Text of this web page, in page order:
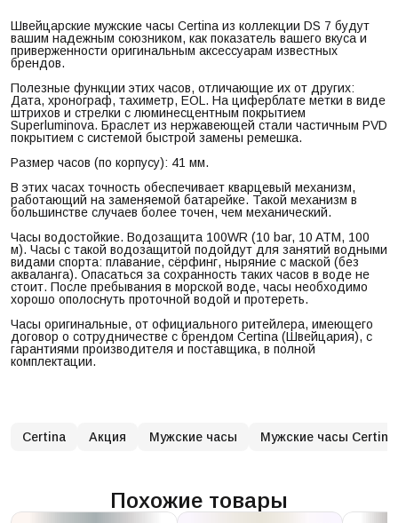
Швейцарские мужские часы Certina из коллекции DS 7 будут
вашим надежным союзником, как показатель вашего вкуса и
приверженности оригинальным аксессуарам известных
брендов.
Полезные функции этих часов, отличающие их от других:
Дата, хронограф, тахиметр, EOL. На циферблате метки в виде
штрихов и стрелки с люминесцентным покрытием
Superluminova. Браслет из нержавеющей стали частичным PVD
покрытием с системой быстрой замены ремешка.
Размер часов (по корпусу): 41 мм.
В этих часах точность обеспечивает кварцевый механизм,
работающий на заменяемой батарейке. Такой механизм в
большинстве случаев более точен, чем механический.
Часы водостойкие. Водозащита 100WR (10 bar, 10 ATM, 100
м). Часы с такой водозащитой подойдут для занятий водными
видами спорта: плавание, сёрфинг, ныряние с маской (без
акваланга). Опасаться за сохранность таких часов в воде не
стоит. После пребывания в морской воде, часы необходимо
хорошо ополоснуть проточной водой и протереть.
Часы оригинальные, от официального ритейлера, имеющего
договор о сотрудничестве с брендом Certina (Швейцария), с
гарантиями производителя и поставщика, в полной
комплектации.
Certina Акция Мужские часы Мужские часы Certina
Похожие товары